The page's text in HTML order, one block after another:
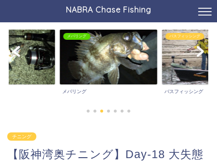
NABRA Chase Fishing
メバリング
メバリング
バスフィッシング
バスフィッシング
チニング
【阪神湾奥チニング】Day-18 大失態